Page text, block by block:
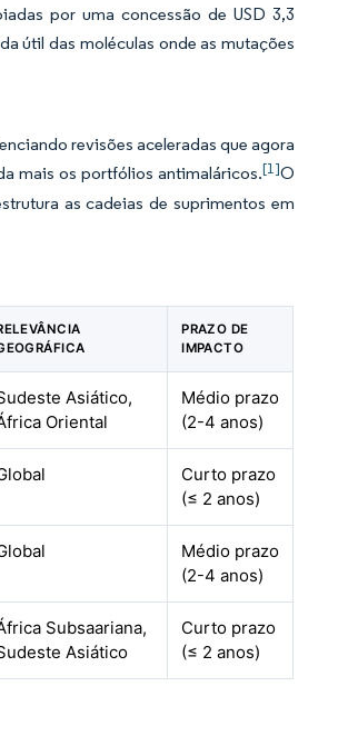
por uma concessão de USD 3,3
útil das moléculas onde as mutações
revisões aceleradas que agora
mais os portfólios antimaláricos.[1]O
as cadeias de suprimentos em
PRAZO DE
IMPACTO
Asiático,
Oriental
Médio prazo
(2-4 anos)
Curto prazo
(≤ 2 anos)
Médio prazo
(2-4 anos)
Subsaariana,
Asiático
Curto prazo
(≤ 2 anos)